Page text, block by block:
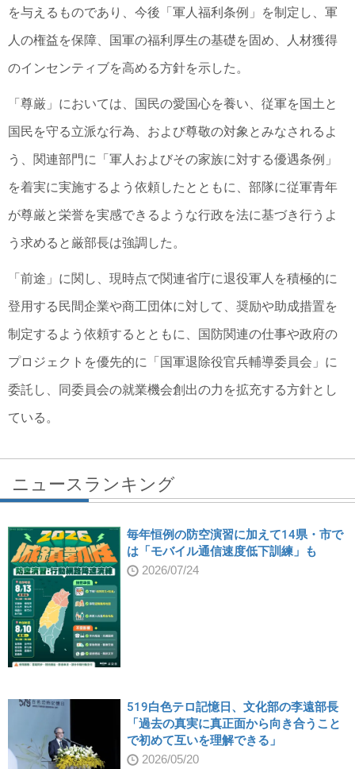
を与えるものであり、今後「軍人福利条例」を制定し、軍
人の権益を保障、国軍の福利厚生の基礎を固め、人材獲得
のインセンティブを高める方針を示した。
「尊厳」においては、国民の愛国心を養い、従軍を国土と
国民を守る立派な行為、および尊敬の対象とみなされるよ
う、関連部門に「軍人およびその家族に対する優遇条例」
を着実に実施するよう依頼したとともに、部隊に従軍青年
が尊厳と栄誉を実感できるような行政を法に基づき行うよ
う求めると厳部長は強調した。
「前途」に関し、現時点で関連省庁に退役軍人を積極的に
登用する民間企業や商工団体に対して、奨励や助成措置を
制定するよう依頼するとともに、国防関連の仕事や政府の
プロジェクトを優先的に「国軍退除役官兵輔導委員会」に
委託し、同委員会の就業機会創出の力を拡充する方針とし
ている。
ニュースランキング
毎年恒例の防空演習に加えて14県・市で
は「モバイル通信速度低下訓練」も
2026/07/24
519白色テロ記憶日、文化部の李遠部長
「過去の真実に真正面から向き合うこと
で初めて互いを理解できる」
2026/05/20